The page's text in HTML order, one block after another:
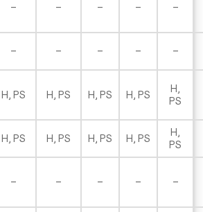
– – – – –
– – – – –
H, PS H, PS H, PS H, PS
H,
PS
H, PS H, PS H, PS H, PS
H,
PS
– – – – –